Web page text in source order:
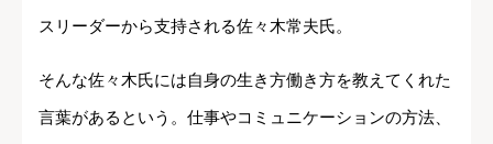
スリーダーから支持される佐々木常夫氏。
そんな佐々木氏には自身の生き方働き方を教えてくれた
言葉があるという。仕事やコミュニケーションの方法、